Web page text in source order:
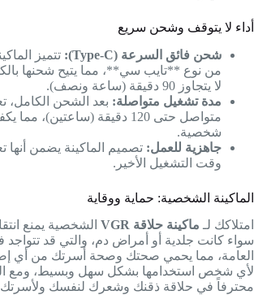
أداء لا يتوقف وشحن سريع
شحن فائق السرعة (Type-C):
تتميز
من نوع **تايب سي**، مما يتيح شحنها
لا يتجاوز 90 دقيقة (ساعة ونصف).
مدة تشغيل متواصلة: بعد الشحن الكامل،
متواصل حتى 120 دقيقة
شخصية.
جاهزية للعمل: تصميم الماكينة يضمن
وقت التشغيل الأخير.
الماكينة الشخصية: حماية ووقاية
امتلاكك لـ ماكينة حلاقة VGR
الشخصية يمنع
سواء كانت جلدية أو أمراض دم، والتي قد تتواجد
العامة، مما يحمي صحتك وصحة أسرتك من أي
لأي شخص استخدامها بشكل سهل وبسيط، ومع
محترفاً في حلاقة ذقنك وشعرك لنفسك